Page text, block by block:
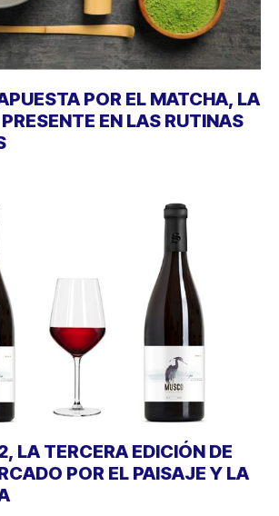
POR EL MATCHA, LA
EN LAS RUTINAS
LA TERCERA EDICIÓN DE
POR EL PAISAJE Y LA